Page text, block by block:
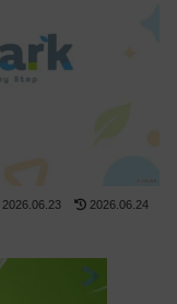
2026.06.23 2026.06.24